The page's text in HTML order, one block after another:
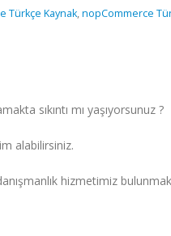
Türkçe Kaynak,nopCommerce
sıkıntı mı yaşıyorsunuz ?
alabilirsiniz.
hizmetimiz